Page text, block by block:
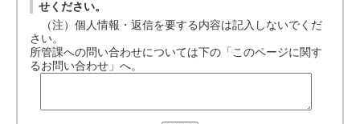
せください。
（注）個人情報・返信を要する内容は記入しないでくだ
さい。
所管課への問い合わせについては下の「このページに関す
るお問い合わせ」へ。